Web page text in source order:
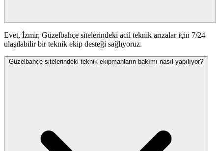
Evet, İzmir, Güzelbahçe sitelerindeki acil teknik arızalar için 7/24
ulaşılabilir bir teknik ekip desteği sağlıyoruz.
Güzelbahçe sitelerindeki teknik ekipmanların bakımı nasıl yapılıyor?